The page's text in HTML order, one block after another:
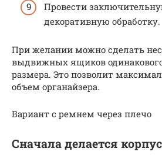
Провести
декоративную обработку.
При желании можно сделать
выдвижных ящиков
размера. Это позволит
объем органайзера.
Вариант с ремнем через плечо
Сначала делается корпус